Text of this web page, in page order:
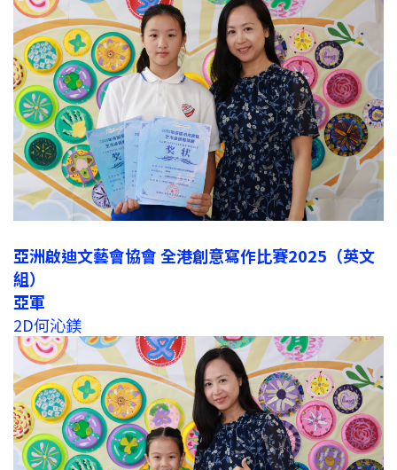
亞洲啟迪文藝會協會 全港創意寫作比賽2025（英文
組）
亞軍
2D何沁鎂